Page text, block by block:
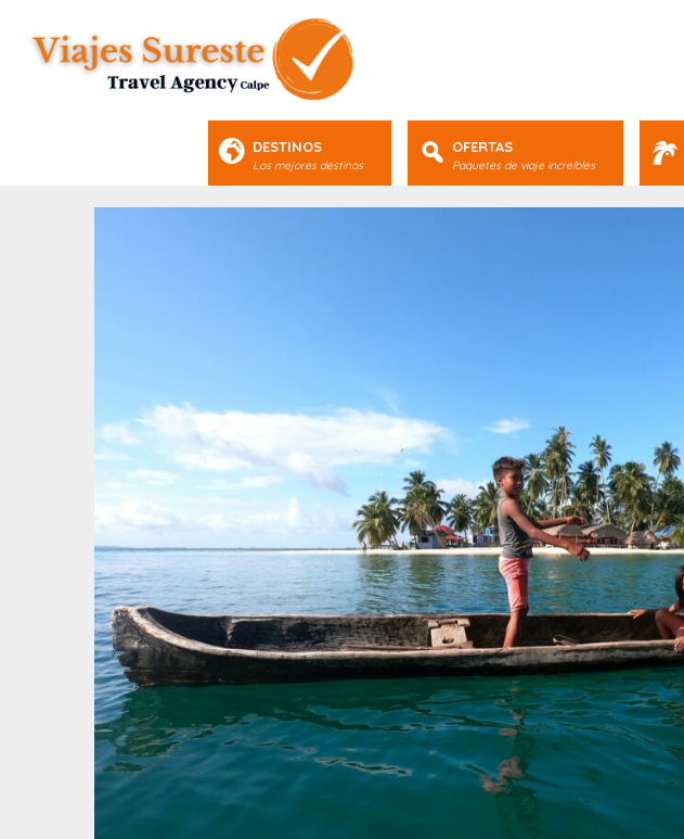
DESTINOS
Los mejores destinos
OFERTAS
Paquetes de viaje increíbles